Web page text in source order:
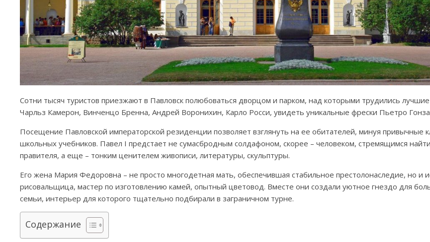
Сотни тысяч туристов приезжают в Павловск полюбоваться дворцом и парком, над которыми трудились
Чарльз Камерон, Винченцо Бренна, Андрей Воронихин, Карло Росси, увидеть уникальные фрески Пьетро
Посещение Павловской императорской резиденции позволяет взглянуть на ее обитателей, минуя привычные
школьных учебников. Павел I предстает не сумасбродным солдафоном, скорее – человеком, стремящимся
правителя, а еще – тонким ценителем живописи, литературы, скульптуры.
Его жена Мария Федоровна – не просто многодетная мать, обеспечившая стабильное престолонаследие, но и
рисовальщица, мастер по изготовлению камей, опытный цветовод. Вместе они создали уютное гнездо для
семьи, интерьер для которого тщательно подбирали в заграничном турне.
Содержание